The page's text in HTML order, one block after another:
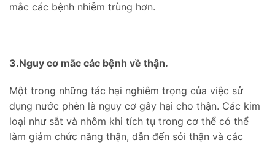
mắc các bệnh nhiễm trùng hơn.
3.Nguy cơ mắc các bệnh về thận.
Một trong những tác hại nghiêm trọng của việc sử
dụng nước phèn là nguy cơ gây hại cho thận. Các kim
loại như sắt và nhôm khi tích tụ trong cơ thể có thể
làm giảm chức năng thận, dẫn đến sỏi thận và các